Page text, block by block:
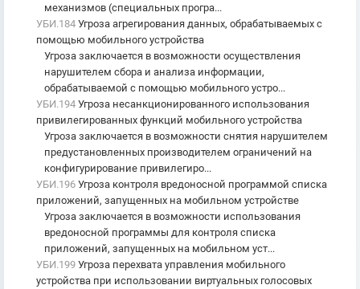
механизмов (специальных програ...
УБИ.184 Угроза агрегирования данных, обрабатываемых с
помощью мобильного устройства
Угроза заключается в возможности осуществления
нарушителем сбора и анализа информации,
обрабатываемой с помощью мобильного устро...
УБИ.194 Угроза несанкционированного использования
привилегированных функций мобильного устройства
Угроза заключается в возможности снятия нарушителем
предустановленных производителем ограничений на
конфигурирование привилегиро...
УБИ.196 Угроза контроля вредоносной программой списка
приложений, запущенных на мобильном устройстве
Угроза заключается в возможности использования
вредоносной программы для контроля списка
приложений, запущенных на мобильном уст...
УБИ.199 Угроза перехвата управления мобильного
устройства при использовании виртуальных голосовых